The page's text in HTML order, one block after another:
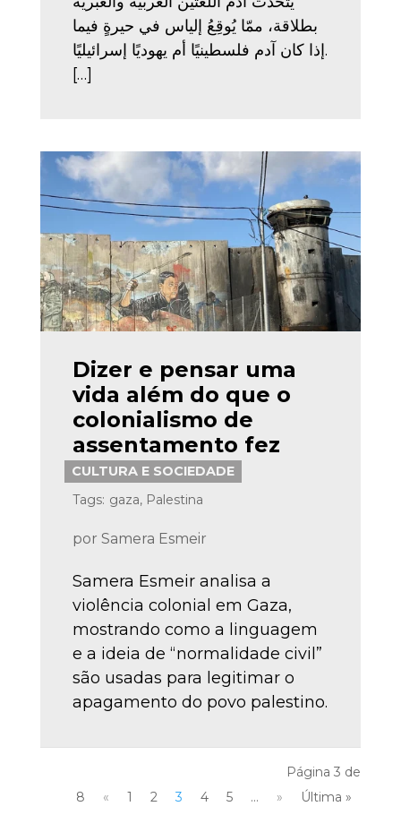
بطلاقة، ممّا يُوقِعُ إلياس في حيرةٍ فيما
إذا كان آدم فلسطينيًا أم يهوديًا إسرائيليًا.
[…]
Dizer e pensar uma
vida além do que o
colonialismo de
assentamento fez
CULTURA E SOCIEDADE
Tags: gaza, Palestina
por Samera Esmeir
Samera Esmeir analisa a
violência colonial em Gaza,
mostrando como a linguagem
e a ideia de “normalidade civil”
são usadas para legitimar o
apagamento do povo palestino.
Página 3 de
8
« 1 2 3 4 5 ... » Última »